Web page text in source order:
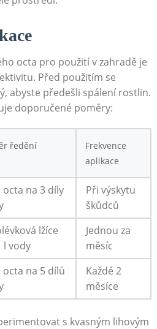
octa pro použití ​v zahradě je‌
Před použitím se
abyste⁣ předešli spálení rostlin.
‍doporučené poměry:
ředění
Frekvence
aplikace
octa na 3 díly
Při výskytu
škůdců
lžíce
l vody
Jednou za‌
měsíc
octa na​ 5 dílů
Každé 2
měsíce
s kvasným lihovým